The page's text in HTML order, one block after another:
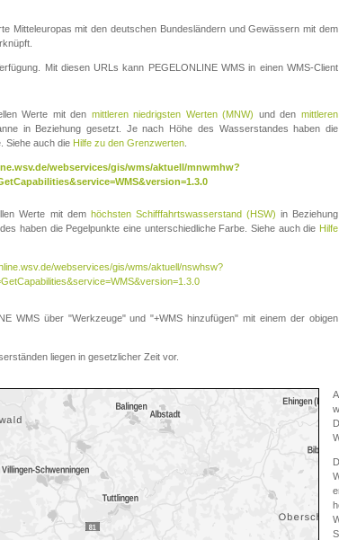
Mitteleuropas mit den deutschen Bundesländern und Gewässern mit dem
Mit diesen URLs kann PEGELONLINE WMS in einen WMS-Client
Werte mit den mittleren niedrigsten Werten (MNW) und denmittleren
in Beziehung gesetzt. Je nach Höhe des Wasserstandes haben die
Siehe auch die Hilfe zu den Grenzwerten
webservices/gis/wms/aktuell/mnwmhw?
Werte mit dem höchsten Schifffahrtswasserstand (HSW) in Beziehung
haben die Pegelpunkte eine unterschiedliche Farbe. Siehe auch die Hilfe
webservices/gis/wms/aktuell/nswhsw?
WMS über "Werkzeuge" und "+WMS hinzufügen" mit einem der obigen
liegen in gesetzlicher Zeit vor.